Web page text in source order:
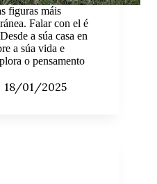
figuras máis
Falar con el é
a súa casa en
a súa vida e
o pensamento
18/01/2025